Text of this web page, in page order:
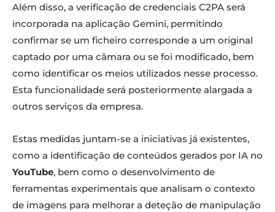
Além disso, a verificação de credenciais C2PA será
incorporada na aplicação Gemini, permitindo
confirmar se um ficheiro corresponde a um original
captado por uma câmara ou se foi modificado, bem
como identificar os meios utilizados nesse processo.
Esta funcionalidade será posteriormente alargada a
outros serviços da empresa.
Estas medidas juntam-se a iniciativas já existentes,
como a identificação de conteúdos gerados por IA no
YouTube, bem como o desenvolvimento de
ferramentas experimentais que analisam o contexto
de imagens para melhorar a deteção de manipulação